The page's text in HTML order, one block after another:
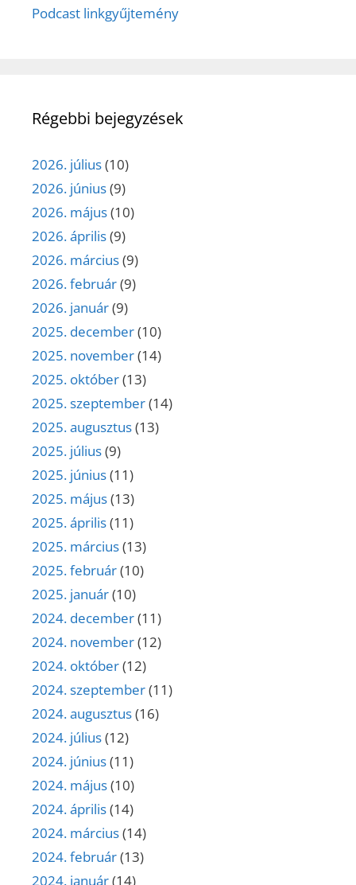
Podcast linkgyűjtemény
Régebbi bejegyzések
2026. július(10)
2026. június(9)
2026. május(10)
2026. április(9)
2026. március(9)
2026. február(9)
2026. január(9)
2025. december(10)
2025. november(14)
2025. október(13)
2025. szeptember(14)
2025. augusztus(13)
2025. július(9)
2025. június(11)
2025. május(13)
2025. április(11)
2025. március(13)
2025. február(10)
2025. január(10)
2024. december(11)
2024. november(12)
2024. október(12)
2024. szeptember(11)
2024. augusztus(16)
2024. július(12)
2024. június(11)
2024. május(10)
2024. április(14)
2024. március(14)
2024. február(13)
2024. január(14)